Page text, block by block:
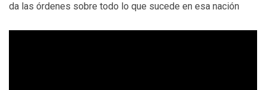
da las órdenes sobre todo lo que sucede en esa nación